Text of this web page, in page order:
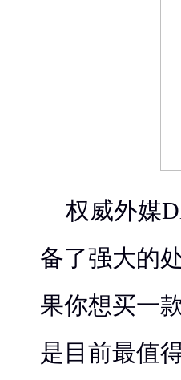
权威外媒
备了强大的
果你想买一
是目前最值